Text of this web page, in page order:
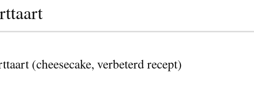
(cheesecake, verbeterd recept)